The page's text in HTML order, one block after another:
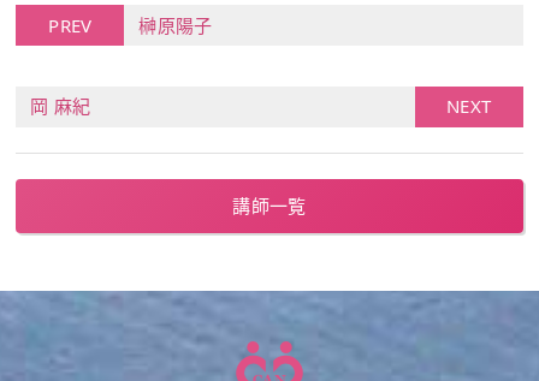
PREV 榊原陽子
NEXT
岡 麻紀
講師一覧